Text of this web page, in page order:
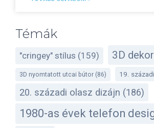
Témák
"cringey" stílus (159) 3D
3D nyomtatott utcai bútor (86) 19.
20. századi olasz dizájn (186)
1980-as évek telefon